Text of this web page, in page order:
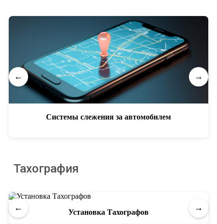
Системы слежения за автомобилем
← →
Тахография
Установка Тахографов
← →